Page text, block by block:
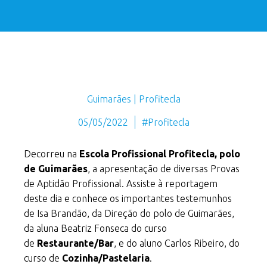
Guimarães | Profitecla
05/05/2022 #Profitecla
Decorreu na Escola Profissional Profitecla, polo
de Guimarães, a apresentação de diversas Provas
de Aptidão Profissional. Assiste à reportagem
deste dia e conhece os importantes testemunhos
de Isa Brandão, da Direção do polo de Guimarães,
da aluna Beatriz Fonseca do curso
de Restaurante/Bar, e do aluno Carlos Ribeiro, do
curso de Cozinha/Pastelaria.